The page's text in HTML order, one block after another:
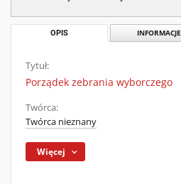
OPIS INFORMACJE
Tytuł:
Porządek zebrania wyborczego
Twórca:
Twórca nieznany
Więcej